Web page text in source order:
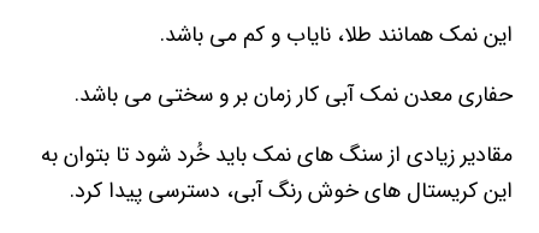
این نمک همانند طلا، نایاب و کم می باشد.
حفاری معدن نمک آبی کار زمان بر و سختی می باشد.
مقادیر زیادی از سنگ های نمک باید خُرد شود تا بتوان به
این کریستال های خوش رنگ آبی، دسترسی پیدا کرد.